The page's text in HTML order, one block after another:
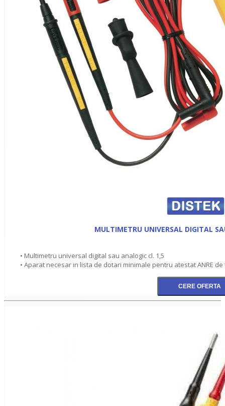
MULTIMETRU UNIVERSAL DIGITAL
• Multimetru universal digital sau analogic cl. 1,5
• Aparat necesar in lista de dotari minimale pentru atestat ANRE de